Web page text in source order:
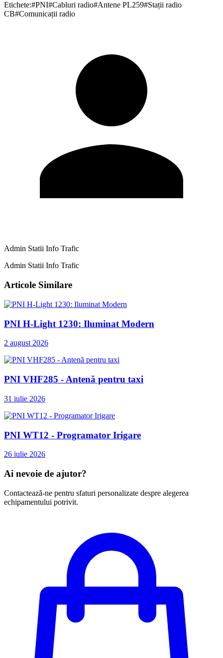
Etichete:#PNI#Cabluri radio#Antene PL259#Stații radio
CB#Comunicații radio
Admin Statii Info Trafic
Admin Statii Info Trafic
Articole Similare
PNI H-Light 1230: Iluminat Modern
2 august 2026
PNI VHF285 - Antenă pentru taxi
31 iulie 2026
PNI WT12 - Programator Irigare
26 iulie 2026
Ai nevoie de ajutor?
Contactează-ne pentru sfaturi personalizate despre alegerea
echipamentului potrivit.